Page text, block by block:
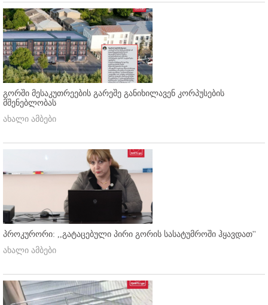
გორში მესაკუთრეების გარეშე განიხილავენ კორპუსების
მშენებლობას
ახალი ამბები
პროკურორი: ,,გატაცებული პირი გორის სასატუმროში ჰყავდათ''
ახალი ამბები